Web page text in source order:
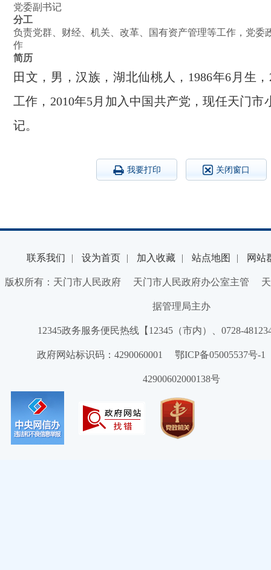
党委副书记
分工
负责党群、财经、机关、改革、国有资产管理等工作，党委
作
简历
田文，男，汉族，湖北仙桃人，1986年6月生
工作，2010年5月加入中国共产党，现任天门市
记。
我要打印 关闭窗口
联系我们 | 设为首页 | 加入收藏 | 站点地图 | 网站
版权所有：天门市人民政府 天门市人民政府办公室主管 天
据管理局主办
12345政务服务便民热线【12345（市内）、0728-
政府网站标识码：4290060001 鄂ICP备05005537号
42900602000138号